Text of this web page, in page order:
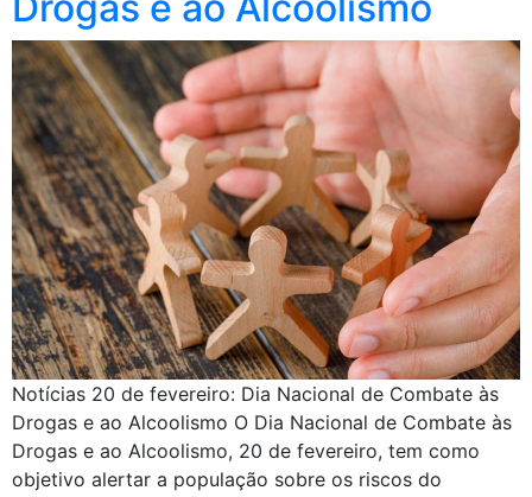
Notícias 20 de fevereiro: Dia Nacional de Combate às
Drogas e ao Alcoolismo O Dia Nacional de Combate às
Drogas e ao Alcoolismo, 20 de fevereiro, tem como
objetivo alertar a população sobre os riscos do